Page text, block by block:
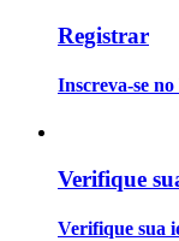
Registrar
Inscreva-se
Verifique
Verifique sua